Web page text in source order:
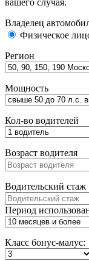
Владелец
Физическое
Регион
Мощность
Кол-во водителей
Возраст водителя
Водительский стаж
Период
Класс бонус-малус: